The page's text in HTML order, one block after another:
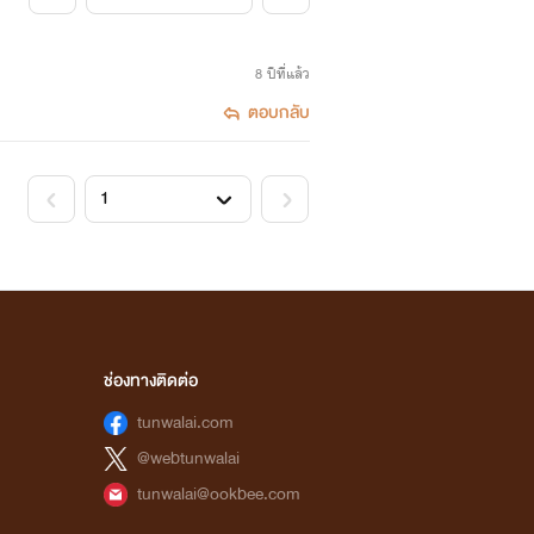
8 ปีที่แล้ว
ตอบกลับ
ช่องทางติดต่อ
tunwalai.com
@webtunwalai
tunwalai@ookbee.com